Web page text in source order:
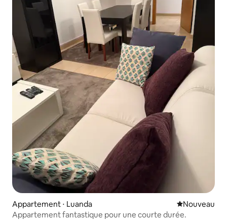
Appartement ⋅ Luanda Nouvel
Nouveau
Appartement fantastique pour une courte durée.